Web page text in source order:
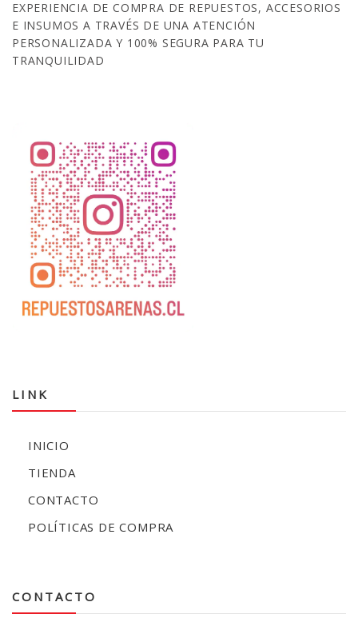
EXPERIENCIA DE COMPRA DE REPUESTOS, ACCESORIOS
E INSUMOS A TRAVÉS DE UNA ATENCIÓN
PERSONALIZADA Y 100% SEGURA PARA TU
TRANQUILIDAD
LINK
INICIO
TIENDA
CONTACTO
POLÍTICAS DE COMPRA
CONTACTO